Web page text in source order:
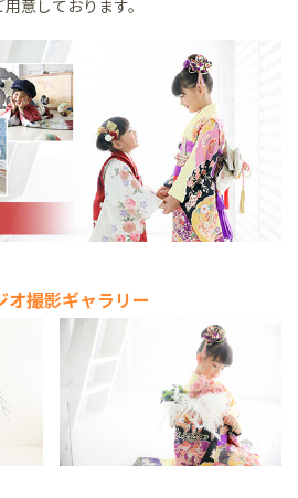
意しております。
撮影ギャラリー